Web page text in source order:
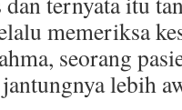
memeriksa
seorang
lebih